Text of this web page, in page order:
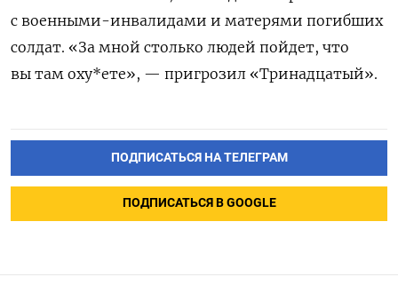
с военными-инвалидами и матерями погибших
солдат. «За мной столько людей пойдет, что
вы там оху*ете», — пригрозил «Тринадцатый».
ПОДПИСАТЬСЯ НА ТЕЛЕГРАМ
ПОДПИСАТЬСЯ В GOOGLE